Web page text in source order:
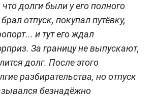
долги были у его полного
отпуск, покупал путёвку,
и тут его ждал
За границу не выпускают,
долг. После этого
разбирательства, но отпуск
безнадёжно